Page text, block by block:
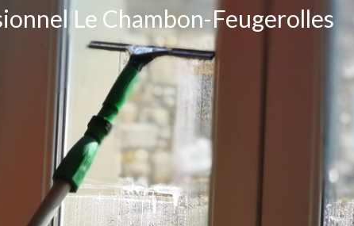
Le Chambon-Feugerolles